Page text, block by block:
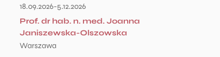
18.09.2026-5.12.2026
Prof. dr hab. n. med. Joanna
Janiszewska-Olszowska
Warszawa